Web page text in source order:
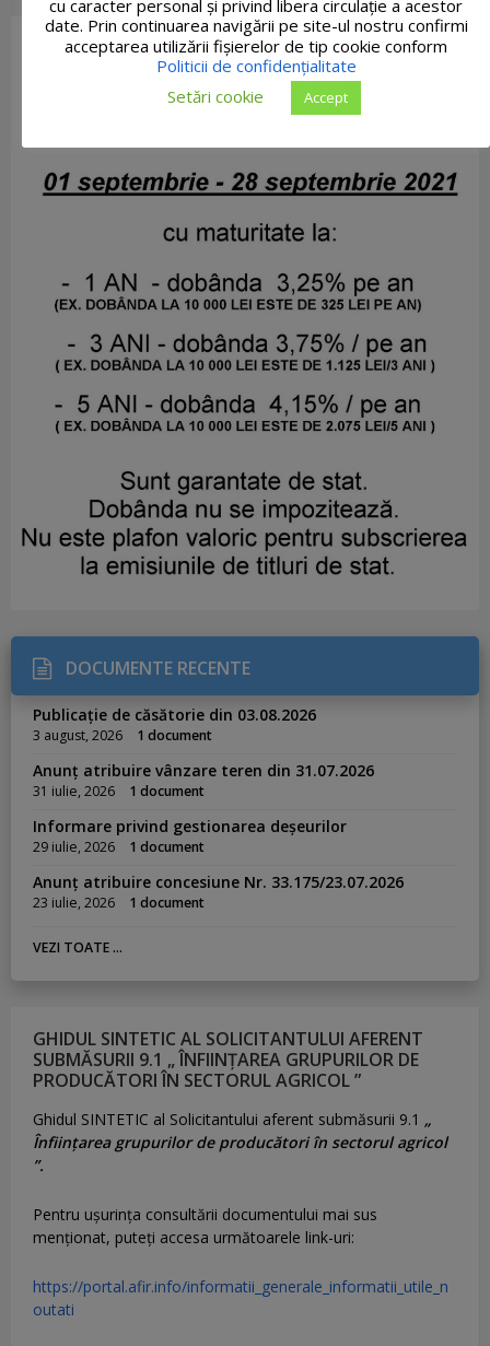
DOCUMENTE RECENTE
Publicație de căsătorie din 03.08.2026
3 august, 2026 1 document
Anunț atribuire vânzare teren din 31.07.2026
31 iulie, 2026 1 document
Informare privind gestionarea deșeurilor
29 iulie, 2026 1 document
Anunț atribuire concesiune Nr. 33.175/23.07.2026
23 iulie, 2026 1 document
VEZI TOATE ...
GHIDUL SINTETIC AL SOLICITANTULUI AFERENT
SUBMĂSURII 9.1 „ ÎNFIINȚAREA GRUPURILOR DE
PRODUCĂTORI ÎN SECTORUL AGRICOL ”
Ghidul SINTETIC al Solicitantului aferent submăsurii 9.1 „
Înființarea grupurilor de producători în sectorul agricol
”.
Pentru uşurinţa consultării documentului mai sus
menţionat, puteţi accesa următoarele link-uri:
https://portal.afir.info/informatii_generale_informatii_utile_n
outati
cu caracter personal și privind libera circulație a acestor
date. Prin continuarea navigării pe site-ul nostru confirmi
acceptarea utilizării fişierelor de tip cookie conform
Politicii de confidențialitate
Setări cookie
Accept